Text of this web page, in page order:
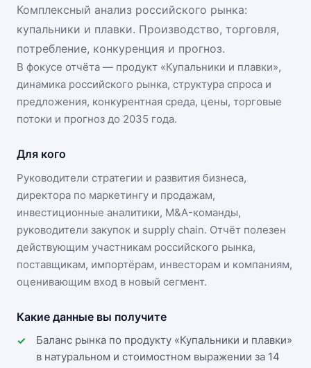
Комплексный анализ российского рынка:
купальники и плавки. Производство, торговля,
потребление, конкуренция и прогноз.
В фокусе отчёта — продукт «Купальники и плавки»,
динамика российского рынка, структура спроса и
предложения, конкурентная среда, цены, торговые
потоки и прогноз до 2035 года.
Для кого
Руководители стратегии и развития бизнеса,
директора по маркетингу и продажам,
инвестиционные аналитики, M&A-команды,
руководители закупок и supply chain. Отчёт полезен
действующим участникам российского рынка,
поставщикам, импортёрам, инвесторам и компаниям,
оценивающим вход в новый сегмент.
Какие данные вы получите
Баланс рынка по продукту «Купальники и плавки»
в натуральном и стоимостном выражении за 14